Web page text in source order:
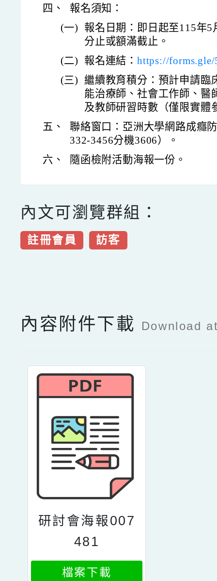
四、
報名須知：
(一)
報名日期：即日起至115年
分止或額滿截止。
(二)
報名連結： https://
(三)
繼續教育積分：預計申請臨
能治療師、社會工作師、醫
及教師研習時數（僅限實體
五、
聯絡窗口：亞洲大學網路成癮
332-3456分機3606）。
六、
隨函檢附活動海報一份。
內文可瀏覽群組：
註冊會員 訪客
內容附件下載 Download
研討會海報007
481
檔案下載